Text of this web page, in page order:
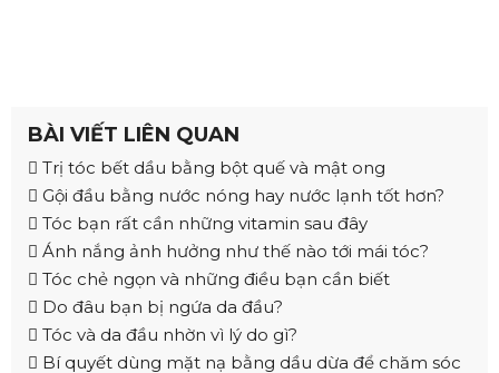
BÀI VIẾT LIÊN QUAN
Trị tóc bết dầu bằng bột quế và mật ong
Gội đầu bằng nước nóng hay nước lạnh tốt hơn?
Tóc bạn rất cần những vitamin sau đây
Ánh nắng ảnh hưởng như thế nào tới mái tóc?
Tóc chẻ ngọn và những điều bạn cần biết
Do đâu bạn bị ngứa da đầu?
Tóc và da đầu nhờn vì lý do gì?
Bí quyết dùng mặt nạ bằng dầu dừa để chăm sóc